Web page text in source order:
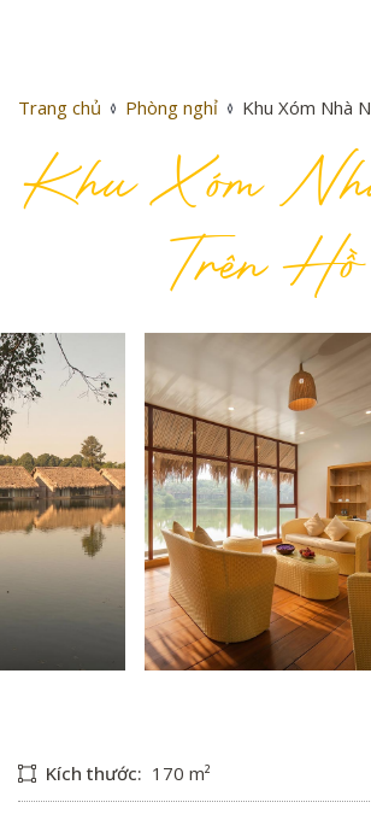
Trang chủ Phòng nghỉ Khu Xóm Nhà
Khu Xóm
Trên Hồ
Kích thước: 170 m²